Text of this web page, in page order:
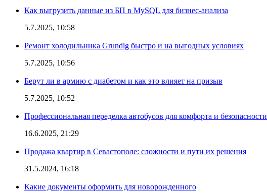
Как выгрузить данные из БП в MySQL для бизнес-анализа
5.7.2025, 10:58
Ремонт холодильника Grundig быстро и на выгодных условиях
5.7.2025, 10:56
Берут ли в армию с диабетом и как это влияет на призыв
5.7.2025, 10:52
Профессиональная переделка автобусов для комфорта и безопасности
16.6.2025, 21:29
Продажа квартир в Севастополе: сложности и пути их решения
31.5.2024, 16:18
Какие документы оформить для новорожденного